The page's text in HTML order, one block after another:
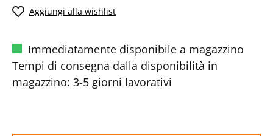
Aggiungi alla wishlist
Immediatamente disponibile a magazzino
Tempi di consegna dalla disponibilità in
magazzino: 3-5 giorni lavorativi